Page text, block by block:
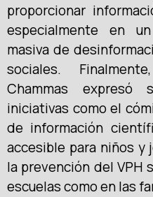
proporcionar
especialmente en
masiva de
sociales.
Chammas
iniciativas como el
de información
accesible para niños y
la prevención del VPH
escuelas como en las